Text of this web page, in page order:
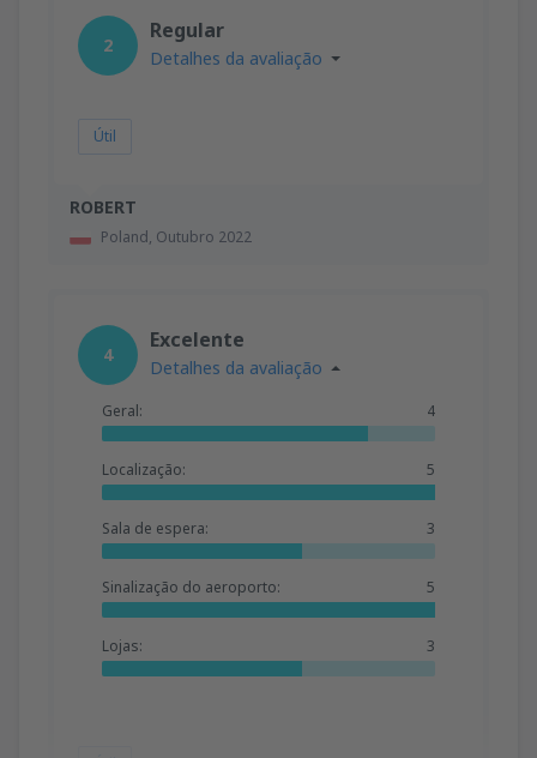
ROBERT
Poland, Outubro 2022
2
Regular
Detalhes da avaliação
Útil
4
Excelente
Detalhes da avaliação
Geral: 4
Localização: 5
Sala de espera: 3
Sinalização do aeroporto: 5
Lojas: 3